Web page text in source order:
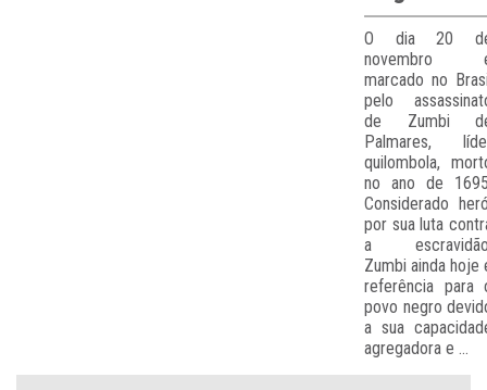
O dia 20
novembro
marcado no
pelo
de Zumbi
Palmares,
quilombola,
no ano de
Considerado
por sua luta
a
Zumbi ainda hoje
referência para
povo negro
a sua
agregadora e ...